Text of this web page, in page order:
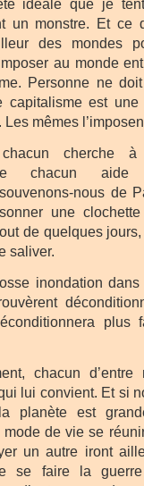
idéale que je
un monstre. Et ce
des mondes
au monde
Personne ne
capitalisme est
mêmes
cherche à
chacun
nous de
une
de quelques
saliver.
inondation
plus
chacun
lui convient. Et si
planète est
de vie se
un autre iront
se faire la